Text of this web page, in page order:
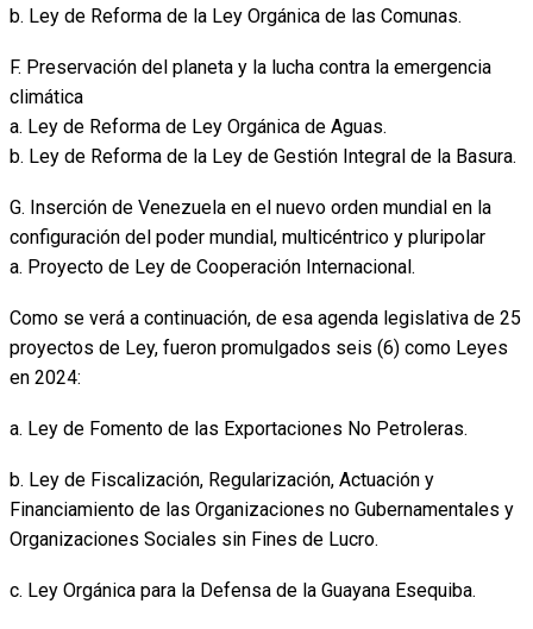
b. Ley de Reforma de la Ley Orgánica de las Comunas.
F. Preservación del planeta y la lucha contra la emergencia
climática
a. Ley de Reforma de Ley Orgánica de Aguas.
b. Ley de Reforma de la Ley de Gestión Integral de la Basura.
G. Inserción de Venezuela en el nuevo orden mundial en la
configuración del poder mundial, multicéntrico y pluripolar
a. Proyecto de Ley de Cooperación Internacional.
Como se verá a continuación, de esa agenda legislativa de 25
proyectos de Ley, fueron promulgados seis (6) como Leyes
en 2024:
a. Ley de Fomento de las Exportaciones No Petroleras.
b. Ley de Fiscalización, Regularización, Actuación y
Financiamiento de las Organizaciones no Gubernamentales y
Organizaciones Sociales sin Fines de Lucro.
c. Ley Orgánica para la Defensa de la Guayana Esequiba.